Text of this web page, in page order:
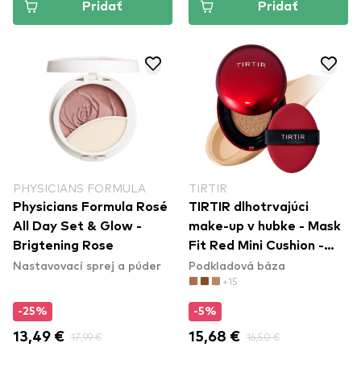
Pridať Pridať
PHYSICIANS FORMULA
Physicians Formula Rosé
All Day Set & Glow -
Brigtening Rose
Nastavovací sprej a púder
-25%
13,49 € 17,99 €
TIRTIR
TIRTIR dlhotrvajúci
make-up v hubke - Mask
Fit Red Mini Cushion -
27N Camel
Podkladová báza
+15
-5%
15,68 € 16,50 €